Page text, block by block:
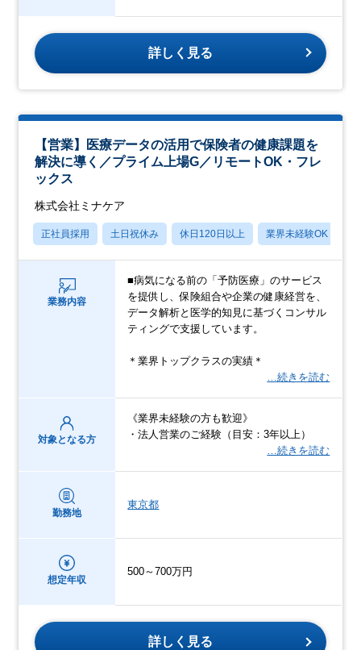
詳しく見る
【営業】医療データの活用で保険者の健康課題を
解決に導く／プライム上場G／リモートOK・フレ
ックス
株式会社ミナケア
正社員採用 土日祝休み 休日120日以上 業界未経験OK
業務内容
■病気になる前の「予防医療」のサービス
を提供し、保険組合や企業の健康経営を、
データ解析と医学的知見に基づくコンサル
ティングで支援しています。
＊業界トップクラスの実績＊
…続きを読む
対象となる方
《業界未経験の方も歓迎》
・法人営業のご経験（目安：3年以上）
…続きを読む
勤務地
東京都
想定年収
500～700万円
詳しく見る